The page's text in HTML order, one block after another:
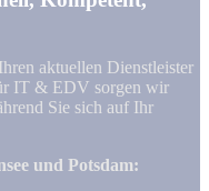
aktuellen Dienstleister
IT & EDV sorgen wir
Sie sich auf Ihr
und Potsdam: